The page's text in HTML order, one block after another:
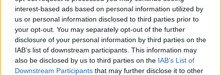
interest-based ads based on personal information utilized by
us or personal information disclosed to third parties prior to
your opt-out. You may separately opt-out of the further
disclosure of your personal information by third parties on the
IAB’s list of downstream participants. This information may
also be disclosed by us to third parties on the IAB’s List of
Downstream Participants that may further disclose it to other
jauną vyrą tramdė neįprastu būdu
(3)
2026 m. rugpjūčio 7 d. 07:17